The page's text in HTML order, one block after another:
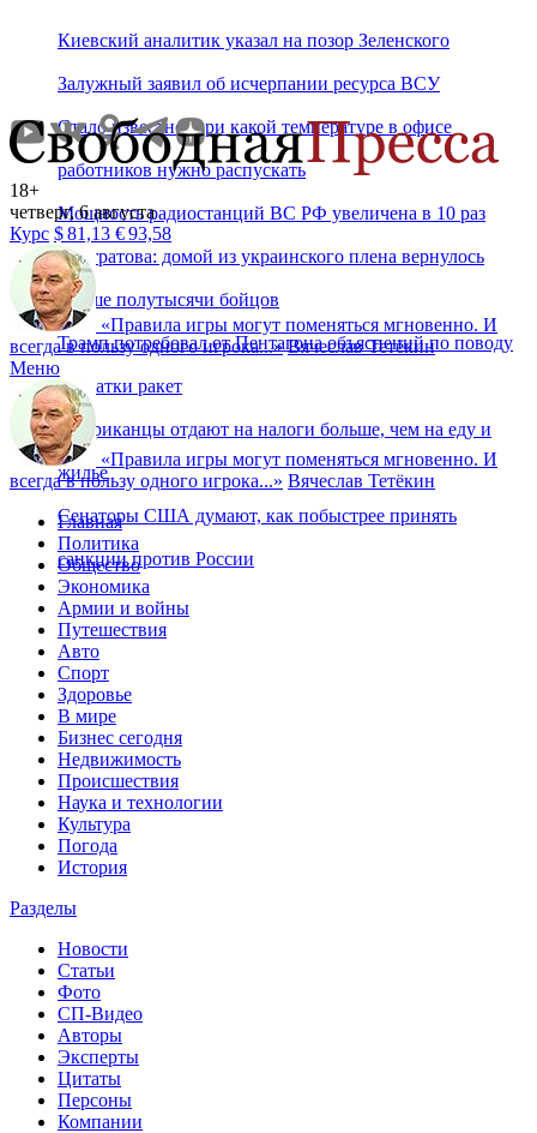
Киевский аналитик указал на позор Зеленского
Залужный заявил об исчерпании ресурса ВСУ
Стало известно, при какой температуре в офисе
работников нужно распускать
Мощность радиостанций ВС РФ увеличена в 10 раз
Лантратова: домой из украинского плена вернулось
свыше полутысячи бойцов
Трамп потребовал от Пентагона объяснений по поводу
нехватки ракет
Американцы отдают на налоги больше, чем на еду и
жилье
Сенаторы США думают, как побыстрее принять
санкции против России
18+
четверг, 6 августа
Курс $81,13 €93,58
«Правила игры могут поменяться мгновенно. И
всегда в пользу одного игрока...» Вячеслав Тетёкин
Меню
«Правила игры могут поменяться мгновенно. И
всегда в пользу одного игрока...» Вячеслав Тетёкин
Главная
Политика
Общество
Экономика
Армии и войны
Путешествия
Авто
Спорт
Здоровье
В мире
Бизнес сегодня
Недвижимость
Происшествия
Наука и технологии
Культура
Погода
История
Разделы
Новости
Статьи
Фото
СП-Видео
Авторы
Эксперты
Цитаты
Персоны
Компании